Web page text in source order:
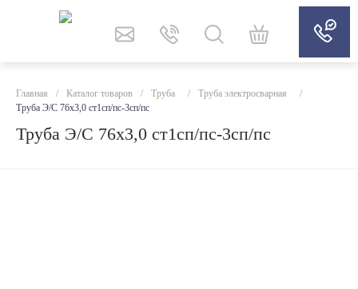
Главная / Каталог товаров / Труба / Труба электросварная
/
Труба Э/С 76x3,0 ст1сп/пс-3сп/пс
Труба Э/С 76x3,0 ст1сп/пс-3сп/пс